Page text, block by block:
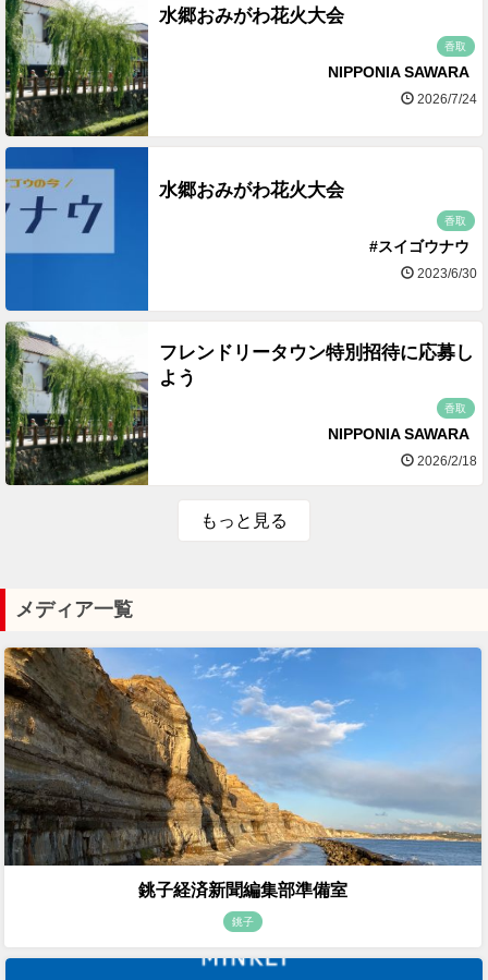
水郷おみがわ花火大会
香取
NIPPONIA SAWARA
2026/7/24
水郷おみがわ花火大会
香取
#スイゴウナウ
2023/6/30
フレンドリータウン特別招待に応募し
よう
香取
NIPPONIA SAWARA
2026/2/18
もっと見る
メディア一覧
銚子経済新聞編集部準備室
銚子